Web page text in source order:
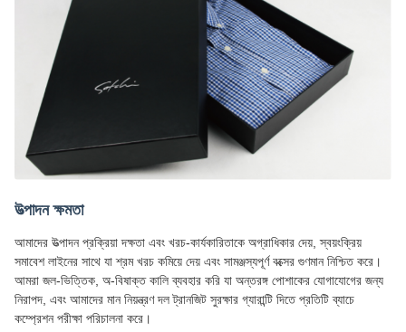
উত্পাদন ক্ষমতা
আমাদের উত্পাদন প্রক্রিয়া দক্ষতা এবং খরচ-কার্যকারিতাকে অগ্রাধিকার দেয়, স্বয়ংক্রিয়
সমাবেশ লাইনের সাথে যা শ্রম খরচ কমিয়ে দেয় এবং সামঞ্জস্যপূর্ণ বক্সের গুণমান নিশ্চিত করে।
আমরা জল-ভিত্তিক, অ-বিষাক্ত কালি ব্যবহার করি যা অন্তরঙ্গ পোশাকের যোগাযোগের জন্য
নিরাপদ, এবং আমাদের মান নিয়ন্ত্রণ দল ট্রানজিট সুরক্ষার গ্যারান্টি দিতে প্রতিটি ব্যাচে
কম্প্রেশন পরীক্ষা পরিচালনা করে।